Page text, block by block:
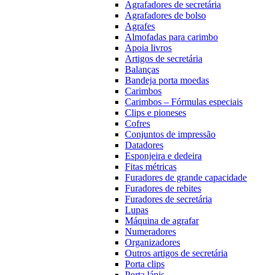
Agrafadores de secretária
Agrafadores de bolso
Agrafes
Almofadas para carimbo
Apoia livros
Artigos de secretária
Balanças
Bandeja porta moedas
Carimbos
Carimbos – Fórmulas especiais
Clips e pioneses
Cofres
Conjuntos de impressão
Datadores
Esponjeira e dedeira
Fitas métricas
Furadores de grande capacidade
Furadores de rebites
Furadores de secretária
Lupas
Máquina de agrafar
Numeradores
Organizadores
Outros artigos de secretária
Porta clips